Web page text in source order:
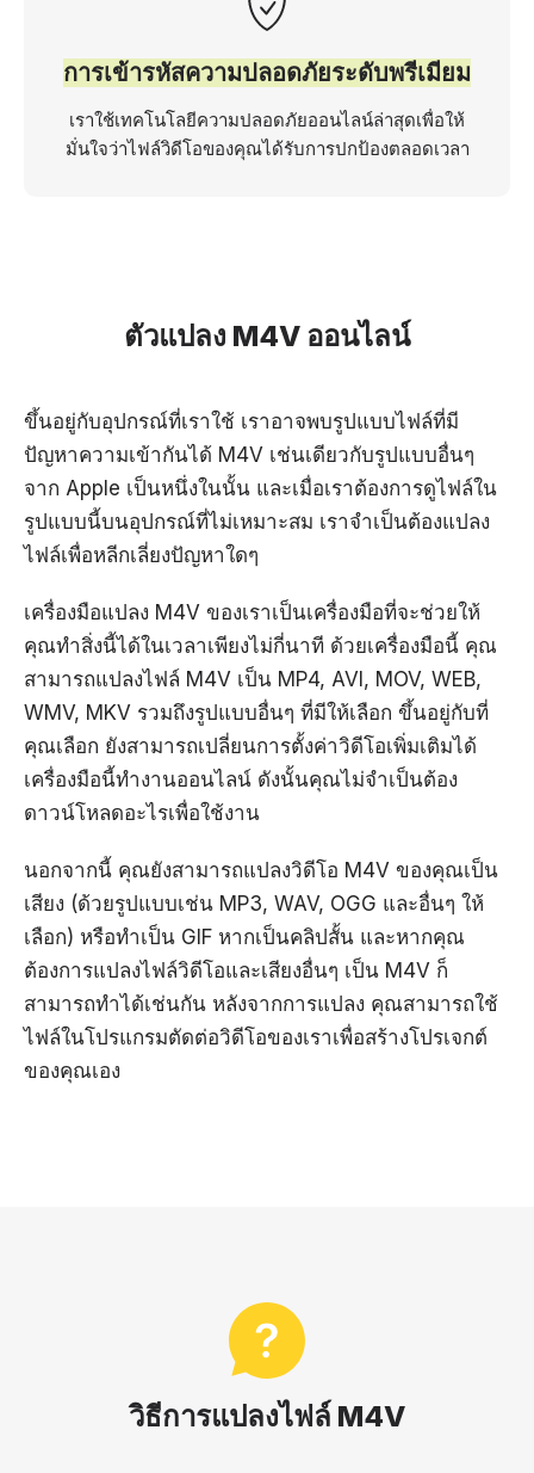
การเข้ารหัสความปลอดภัยระดับพรีเมียม
เราใช้เทคโนโลยีความปลอดภัยออนไลน์ล่าสุดเพื่อให้
มั่นใจว่าไฟล์วิดีโอของคุณได้รับการปกป้องตลอดเวลา
ตัวแปลง M4V ออนไลน์
ขึ้นอยู่กับอุปกรณ์ที่เราใช้ เราอาจพบรูปแบบไฟล์ที่มี
ปัญหาความเข้ากันได้ M4V เช่นเดียวกับรูปแบบอื่นๆ
จาก Apple เป็นหนึ่งในนั้น และเมื่อเราต้องการดูไฟล์ใน
รูปแบบนี้บนอุปกรณ์ที่ไม่เหมาะสม เราจำเป็นต้องแปลง
ไฟล์เพื่อหลีกเลี่ยงปัญหาใดๆ
เครื่องมือแปลง M4V ของเราเป็นเครื่องมือที่จะช่วยให้
คุณทำสิ่งนี้ได้ในเวลาเพียงไม่กี่นาที ด้วยเครื่องมือนี้ คุณ
สามารถแปลงไฟล์ M4V เป็น MP4, AVI, MOV, WEB,
WMV, MKV รวมถึงรูปแบบอื่นๆ ที่มีให้เลือก ขึ้นอยู่กับที่
คุณเลือก ยังสามารถเปลี่ยนการตั้งค่าวิดีโอเพิ่มเติมได้
เครื่องมือนี้ทำงานออนไลน์ ดังนั้นคุณไม่จำเป็นต้อง
ดาวน์โหลดอะไรเพื่อใช้งาน
นอกจากนี้ คุณยังสามารถแปลงวิดีโอ M4V ของคุณเป็น
เสียง (ด้วยรูปแบบเช่น MP3, WAV, OGG และอื่นๆ ให้
เลือก) หรือทำเป็น GIF หากเป็นคลิปสั้น และหากคุณ
ต้องการแปลงไฟล์วิดีโอและเสียงอื่นๆ เป็น M4V ก็
สามารถทำได้เช่นกัน หลังจากการแปลง คุณสามารถใช้
ไฟล์ในโปรแกรมตัดต่อวิดีโอของเราเพื่อสร้างโปรเจกต์
ของคุณเอง
วิธีการแปลงไฟล์ M4V